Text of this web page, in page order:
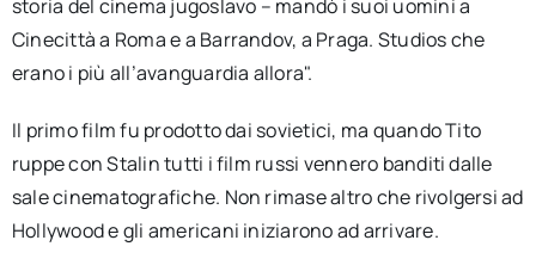
storia del cinema jugoslavo – mandò i suoi uomini a
Cinecittà a Roma e a Barrandov, a Praga. Studios che
erano i più all’avanguardia allora".
Il primo film fu prodotto dai sovietici, ma quando Tito
ruppe con Stalin tutti i film russi vennero banditi dalle
sale cinematografiche. Non rimase altro che rivolgersi ad
Hollywood e gli americani iniziarono ad arrivare.